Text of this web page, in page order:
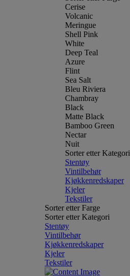
Cerise
Volcanic
Meringue
Shell Pink
White
Deep Teal
Azure
Flint
Sea Salt
Bleu Riviera
Chambray
Black
Matte Black
Bamboo Green
Nectar
Nuit
Sorter etter Kategori
Stentøy
Vintilbehør
Kjøkkenredskaper
Kjeler
Tekstiler
Sorter etter Farge
Sorter etter Kategori
Stentøy
Vintilbehør
Kjøkkenredskaper
Kjeler
Tekstiler